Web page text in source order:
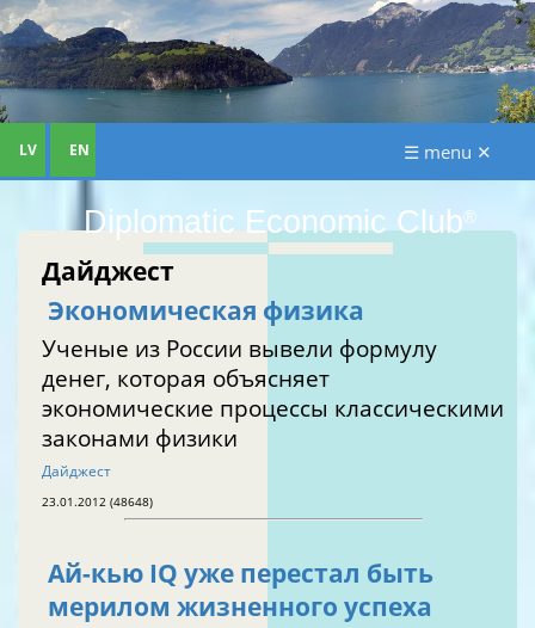
Diplomatic Economic Club®
LV EN ☰ menu ✕
Дайджест
Экономическая физика
Ученые из России вывели формулу
денег, которая объясняет
экономические процессы классическими
законами физики
Дайджест
23.01.2012 (48648)
Ай-кью IQ уже перестал быть
мерилом жизненного успеха